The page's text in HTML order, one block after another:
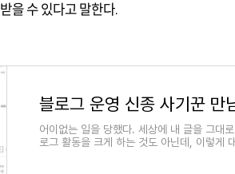
을 수 있다고 말한다
어이없는 일을 당했다. 세상에 내 글을 그
로그 활동을 크게 하는 것도 아닌데, 이렇게